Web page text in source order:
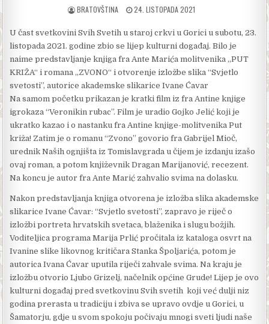
AUTHOR:
BRATOVŠTINA PUBLISHED DATE:
24. LISTOPADA 2021
U čast svetkovini Svih Svetih u staroj crkvi u Gorici u subotu, 23.
listopada 2021. godine zbio se lijep kulturni događaj. Bilo je
naime predstavljanje knjiga fra Ante Marića molitvenika „PUT
KRIŽA“ i romana „ZVONO“ i otvorenje izložbe slika “Svjetlo
svetosti”, autorice akademske slikarice Ivane Ćavar
Na samom početku prikazan je kratki film iz fra Antine knjige
igrokaza “Veronikin rubac”. Film je uradio Gojko Jelić koji je
ukratko kazao i o nastanku fra Antine knjige-molitvenika Put
križa! Zatim je o romanu “Zvono” govorio fra Gabrijel Mioč,
urednik Naših ognjišta iz Tomislavgrada u čijem je izdanju izašo
ovaj roman, a potom književnik Dragan Marijanović, recezent.
Na koncu je autor fra Ante Marić zahvalio svima na dolasku.
Nakon predstavljanja knjiga otvorena je izložba slika akademske
slikarice Ivane Ćavar: “Svjetlo svetosti”, zapravo je riječ o
izložbi portreta hrvatskih svetaca, blaženika i slugu božjih.
Voditeljica programa Marija Prlić pročitala iz kataloga osvrt na
Ivanine slike likovnog kritičara Stanka Špoljarića, potom je
autorica Ivana Ćavar uputila riječi zahvale svima. Na kraju je
izložbu otvorio Ljubo Grizelj, načelnik općine Grude! Lijep je ovo
kulturni događaj pred svetkovinu Svih svetih koji već dulji niz
godina prerasta u tradiciju i zbiva se upravo ovdje u Gorici, u
Šamatorju, gdje u svom spokoju počivaju mnogi sveti ljudi naše